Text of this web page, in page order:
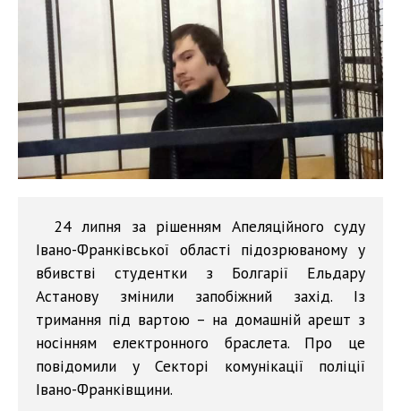
24 липня за рішенням Апеляційного суду
Івано-Франківської області підозрюваному у
вбивстві студентки з Болгарії Ельдару
Астанову змінили запобіжний захід. Із
тримання під вартою – на домашній арешт з
носінням електронного браслета. Про це
повідомили у Секторі комунікації поліції
Івано-Франківщини.